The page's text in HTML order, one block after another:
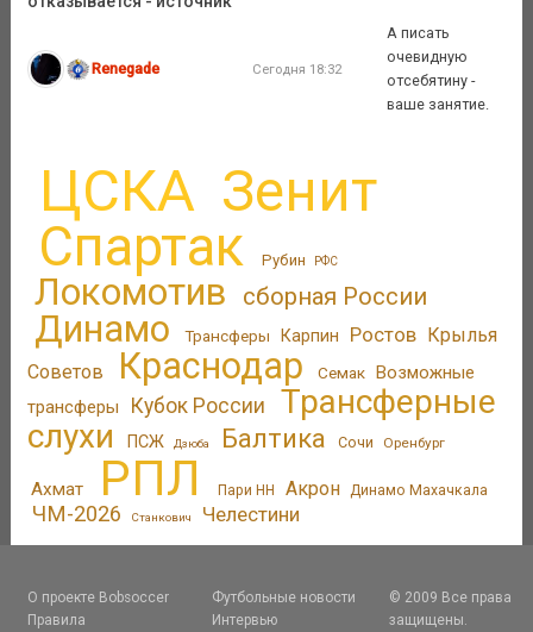
Renegade Сегодня 18:32
А писать
очевидную
отсебятину -
ваше занятие.
ЦСКА Зенит
Спартак Рубин РФС
Локомотив сборная России
Динамо Трансферы Карпин Ростов Крылья
Советов
Краснодар Семак Возможные
трансферы
Кубок России
Трансферные
слухи
ПСЖ Дзюба Балтика Сочи Оренбург
Ахмат РПЛ Пари НН Акрон Динамо Махачкала
ЧМ-2026 Станкович Челестини
О проекте Bobsoccer
Правила
Футбольные новости
Интервью
© 2009 Все права
защищены.